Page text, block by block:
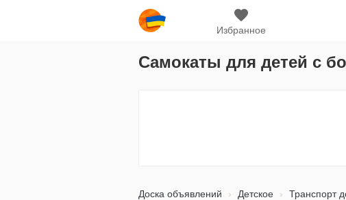
Избранное
Самокаты для детей с
Доска объявлений Детское Транспорт